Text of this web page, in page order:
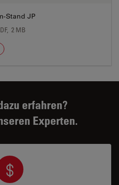
Stand JP
2 MB
erfahren?
Experten.